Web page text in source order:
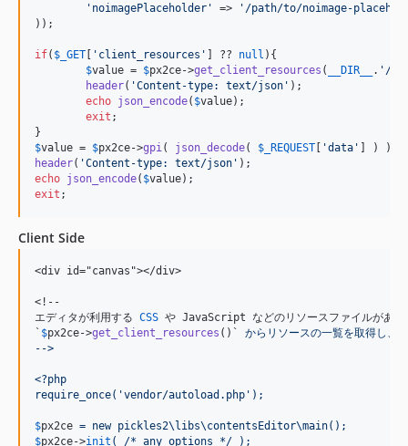
2.0.0-alpha.1
dev-develop
dev-feature/kflow
' noimagePlaceholder ' => ' /path/to/noimage-
));
if( $ _GET ' client_resources ' ] ?? null ){
$value = $px2ce->get_client_resources ( __DIR__ . ' /
header( 'Content-type: text/json ' );
echo json_encode( $value);
exit ;
$value = $px2ce->gpi( json_decode( $ _REQUEST 'data '
header( 'Content-type: text/json '
echo json_encode( $value
exit ;
Client Side
<div id="canvas"></div>
<!--
エディタが利用する CSS や JavaScript などのリソースファイルがあり
` $px2ce->get_client_resources ()`
からリソースの一覧を取得し、
-->
<?php
require_once('vendor/autoload.php');
$px2ce = new pickles2\libs\contentsEditor\main();
$px2ce->init ( /* any options */ );